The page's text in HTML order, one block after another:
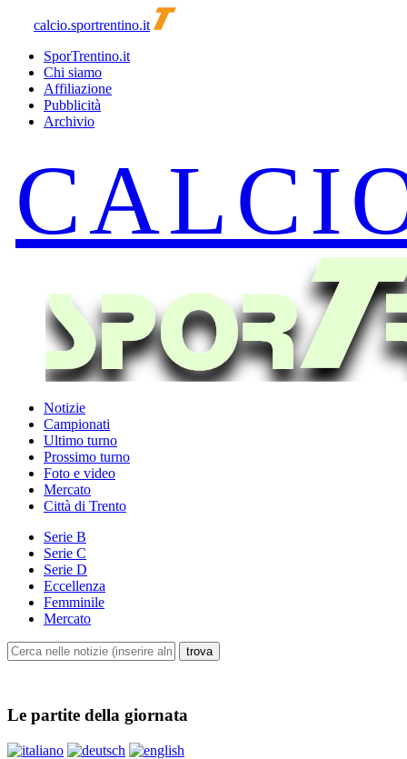
calcio.sportrentino.it
SporTrentino.it
Chi siamo
Affiliazione
Pubblicità
Archivio
Notizie
Campionati
Ultimo turno
Prossimo turno
Foto e video
Mercato
Città di Trento
Serie B
Serie C
Serie D
Eccellenza
Femminile
Mercato
Le partite della giornata